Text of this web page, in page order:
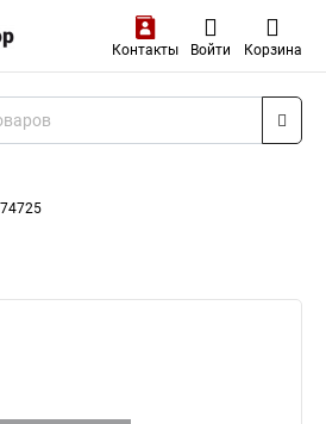
Контакты Войти Корзина